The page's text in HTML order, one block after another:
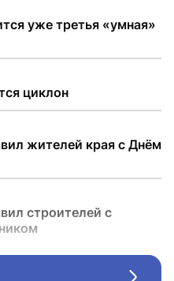
уже третья «умная»
циклон
жителей края с Днём
строителей с